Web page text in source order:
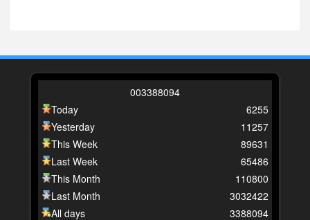
003388094
Today
Yesterday
This Week
Last Week
This Month
Last Month
All days
6255
11257
89631
65486
110800
3032422
3388094